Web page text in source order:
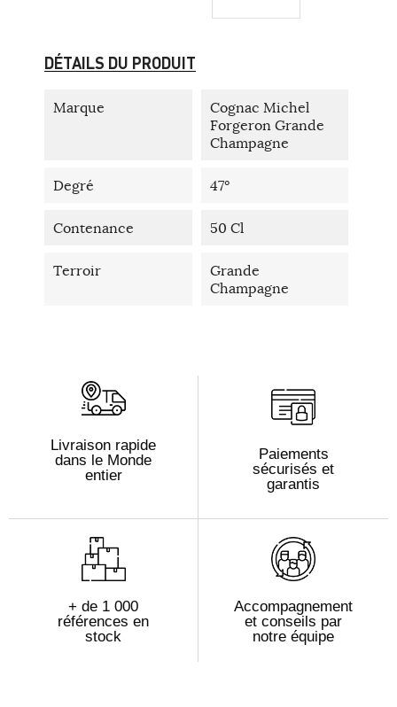
DÉTAILS DU PRODUIT
Marque
Cognac Michel
Forgeron Grande
Champagne
Degré 47°
Contenance 50 Cl
Terroir
Grande
Champagne
Livraison rapide
dans le Monde
entier
Paiements
sécurisés et
garantis
+ de 1 000
références en
stock
Accompagnement
et conseils par
notre équipe